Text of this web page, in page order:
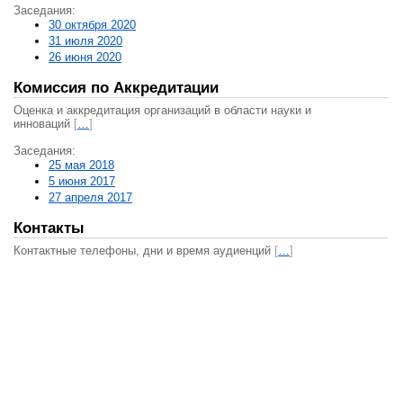
Заседания:
30 октября 2020
31 июля 2020
26 июня 2020
Комиссия по Аккредитации
Оценка и аккредитация организаций в области науки и
инноваций […]
Заседания:
25 мая 2018
5 июня 2017
27 апреля 2017
Контакты
Контактные телефоны, дни и время аудиенций […]